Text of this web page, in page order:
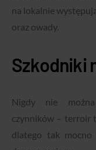
na lokalnie
oraz owady.
Szkodniki
Nigdy nie
czynników – terroir
dlatego tak